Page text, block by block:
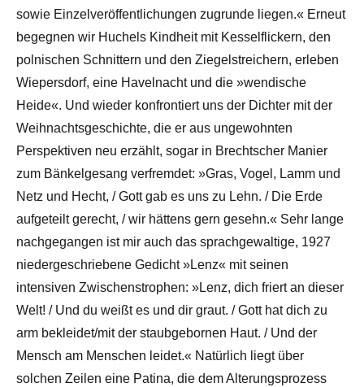
sowie Einzelveröffentlichungen zugrunde liegen.« Erneut
begegnen wir Huchels Kindheit mit Kesselflickern, den
polnischen Schnittern und den Ziegelstreichern, erleben
Wiepersdorf, eine Havelnacht und die »wendische
Heide«. Und wieder konfrontiert uns der Dichter mit der
Weihnachtsgeschichte, die er aus ungewohnten
Perspektiven neu erzählt, sogar in Brechtscher Manier
zum Bänkelgesang verfremdet: »Gras, Vogel, Lamm und
Netz und Hecht, / Gott gab es uns zu Lehn. / Die Erde
aufgeteilt gerecht, / wir hättens gern gesehn.« Sehr lange
nachgegangen ist mir auch das sprachgewaltige, 1927
niedergeschriebene Gedicht »Lenz« mit seinen
intensiven Zwischenstrophen: »Lenz, dich friert an dieser
Welt! / Und du weißt es und dir graut. / Gott hat dich zu
arm bekleidet/mit der staubgebornen Haut. / Und der
Mensch am Menschen leidet.« Natürlich liegt über
solchen Zeilen eine Patina, die dem Alterungsprozess